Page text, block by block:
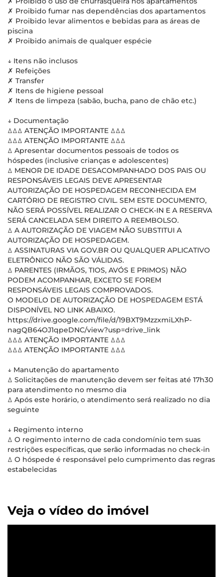
✗ Proibido fumar nas dependências dos apartamentos
✗ Proibido levar alimentos e bebidas para as áreas de
piscina
✗ Proibido animais de qualquer espécie
↓ Itens não inclusos
✗ Refeições
✗ Transfer
✗ Itens de higiene pessoal
✗ Itens de limpeza (sabão, bucha, pano de chão etc.)
↓ Documentação
ꕔꕔꕔ ATENÇÃO IMPORTANTE ꕔꕔꕔ
ꕔꕔꕔ ATENÇÃO IMPORTANTE ꕔꕔꕔ
ꕔ Apresentar documentos pessoais de todos os
hóspedes (inclusive crianças e adolescentes)
ꕔ MENOR DE IDADE DESACOMPANHADO DOS PAIS OU
RESPONSÁVEIS LEGAIS DEVE APRESENTAR
AUTORIZAÇÃO DE HOSPEDAGEM RECONHECIDA EM
CARTÓRIO DE REGISTRO CIVIL. SEM ESTE DOCUMENTO,
NÃO SERÁ POSSÍVEL REALIZAR O CHECK-IN E A RESERVA
SERÁ CANCELADA SEM DIREITO A REEMBOLSO.
ꕔ A AUTORIZAÇÃO DE VIAGEM NÃO SUBSTITUI A
AUTORIZAÇÃO DE HOSPEDAGEM.
ꕔ ASSINATURAS VIA GOV.BR OU QUALQUER APLICATIVO
ELETRÔNICO NÃO SÃO VÁLIDAS.
ꕔ PARENTES (IRMÃOS, TIOS, AVÓS E PRIMOS) NÃO
PODEM ACOMPANHAR, EXCETO SE FOREM
RESPONSÁVEIS LEGAIS COMPROVADOS.
O MODELO DE AUTORIZAÇÃO DE HOSPEDAGEM ESTÁ
DISPONÍVEL NO LINK ABAIXO.
https://drive.google.com/file/d/19BXT9MzzxmiLXhP-
nagQB64OJ1qpeDNC/view?usp=drive_link
ꕔꕔꕔ ATENÇÃO IMPORTANTE ꕔꕔꕔ
ꕔꕔꕔ ATENÇÃO IMPORTANTE ꕔꕔꕔ
↓ Manutenção do apartamento
ꕔ Solicitações de manutenção devem ser feitas até 17h30
para atendimento no mesmo dia
ꕔ Após este horário, o atendimento será realizado no dia
seguinte
↓ Regimento interno
ꕔ O regimento interno de cada condomínio tem suas
restrições específicas, que serão informadas no check-in
ꕔ O hóspede é responsável pelo cumprimento das regras
estabelecidas
Veja o vídeo do imóvel